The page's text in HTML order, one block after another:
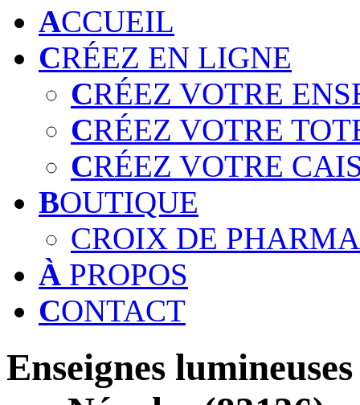
ACCUEIL
CRÉEZ EN LIGNE
CRÉEZ VOTRE
CRÉEZ VOTRE
CRÉEZ VOTRE
BOUTIQUE
CROIX DE
À PROPOS
CONTACT
Enseignes